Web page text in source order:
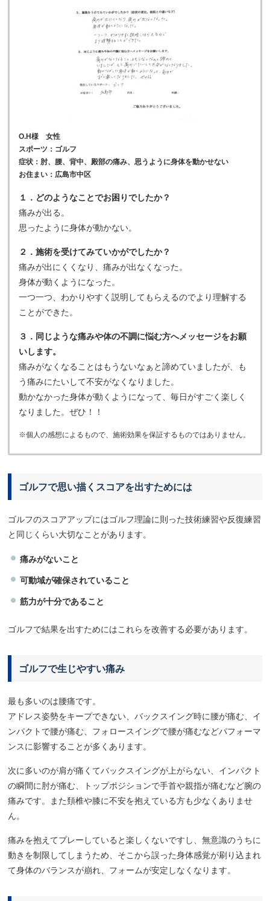
O.H様 女性
スポーツ：ゴルフ
症状：肘、腰、背中、殿部の痛み、思うように身体を動かせない
お住まい：広島市中区
１．どのようなことでお困りでしたか？
痛みが出る。
思ったように身体が動かない。
２．施術を受けてみていかがでしたか？
痛みが出にくくなり、痛みが出なくなった。
身体が動くようになった。
一つ一つ、わかりやすく説明してもらえるのでより理解する
ことができた。
３．同じような痛みや体の不調に悩む方へメッセージをお願
いします。
痛みがなくなることはもうないなぁと諦めていましたが、も
う痛みにたいして不安がなくなりました。
動かなかった身体が動くようになって、毎日がすごく楽しく
なりました。ぜひ！！
※個人の感想によるもので、施術効果を保証するものではありません。
ゴルフで思い描くスコアを出すためには
ゴルフのスコアアップにはゴルフ理論に則った技術練習や反復練習
と同じくらい大切なことがあります。
痛みがないこと
可動域が確保されていること
筋力が十分であること
ゴルフで結果を出すためにはこれらを改善する必要があります。
ゴルフで生じやすい痛み
最も多いのは腰痛です。
アドレス姿勢をキープできない、バックスイング時に腰が痛む、イ
ンパクトで腰が痛む、フォロースイングで腰が痛むなどパフォーマ
ンスに影響することが多くあります。
次に多いのが肩が痛くてバックスイングが上がらない、インパクト
の瞬間に肘が痛む、トップポジションで手首や親指が痛むなど腕の
痛みです。また頚椎や膝に不安を抱えている方も少なくありませ
ん。
痛みを抱えてプレーしていると楽しくないですし、無意識のうちに
動きを制限してしまうため、そこから誤った身体感覚が刷り込まれ
て身体のバランスが崩れ、フォームが安定しなくなります。